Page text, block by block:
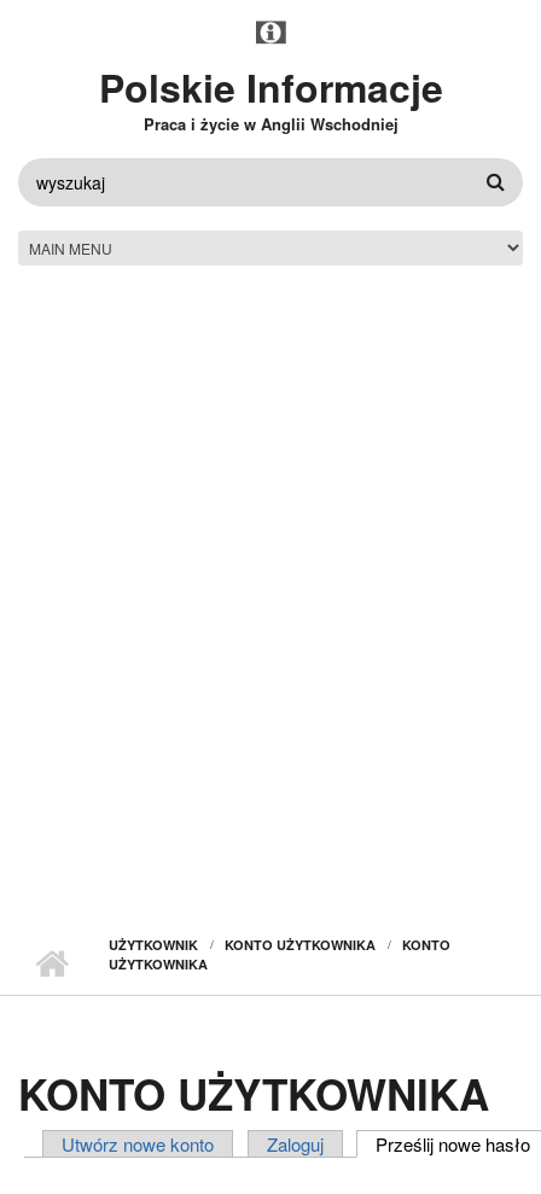
Polskie Informacje
Praca i życie w Anglii Wschodniej
FORMULARZ
WYSZUKIWANIA
UŻYTKOWNIK KONTO UŻYTKOWNIKA
KONTO
UŻYTKOWNIKA
KONTO UŻYTKOWNIKA
Utwórz nowe konto Zaloguj Prześlij nowe hasło